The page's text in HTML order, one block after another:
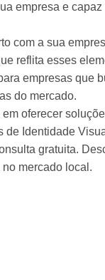
empresa e
com a sua
reflita esses
empresas que
do mercado.
oferecer
de Identidade
gratuita.
mercado local.